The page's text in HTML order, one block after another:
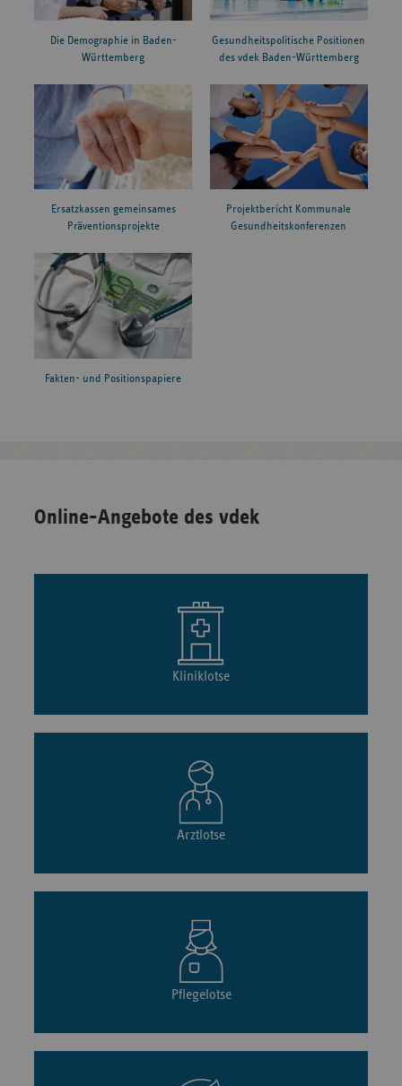
Die Demographie in Baden-
Württemberg
Gesundheitspolitische Positionen
des vdek Baden-Württemberg
Ersatzkassen gemeinsames
Präventionsprojekte
Projektbericht Kommunale
Gesundheitskonferenzen
Fakten- und Positionspapiere
Online-Angebote des vdek
Kliniklotse
Arztlotse
Pflegelotse